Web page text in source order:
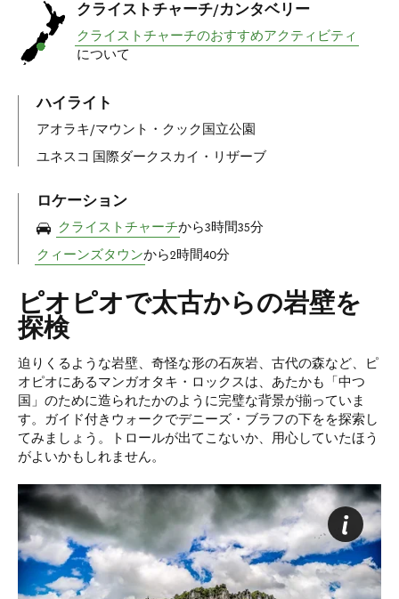
クライストチャーチ/カンタベリー
クライストチャーチのおすすめアクティビティ
について
ハイライト
アオラキ/マウント・クック国立公園
ユネスコ 国際ダークスカイ・リザーブ
ロケーション
クライストチャーチから3時間35分
クィーンズタウンから2時間40分
ピオピオで太古からの岩壁を
探検
迫りくるような岩壁、奇怪な形の石灰岩、古代の森など、ピ
オピオにあるマンガオタキ・ロックスは、あたかも「中つ
国」のために造られたかのように完璧な背景が揃っていま
す。ガイド付きウォークでデニーズ・ブラフの下をを探索し
てみましょう。トロールが出てこないか、用心していたほう
がよいかもしれません。